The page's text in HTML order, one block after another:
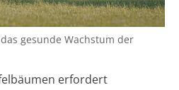
gesunde Wachstum der
erfordert